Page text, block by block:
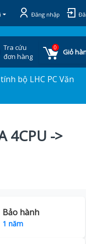
Đăng nhập
Tra cứu
đơn hàng
0
Giỏ
bộ LHC PC Văn
4CPU ->
Bảo hành
1 năm